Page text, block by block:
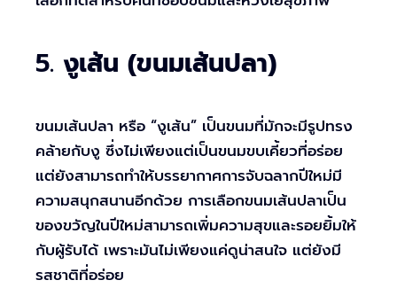
5. งูเส้น (ขนมเส้นปลา)
ขนมเส้นปลา หรือ “งูเส้น” เป็นขนมที่มักจะมีรูปทรง
คล้ายกับงู ซึ่งไม่เพียงแต่เป็นขนมขบเคี้ยวที่อร่อย
แต่ยังสามารถทำให้บรรยากาศการจับฉลากปีใหม่มี
ความสนุกสนานอีกด้วย การเลือกขนมเส้นปลาเป็น
ของขวัญในปีใหม่สามารถเพิ่มความสุขและรอยยิ้มให้
กับผู้รับได้ เพราะมันไม่เพียงแค่ดูน่าสนใจ แต่ยังมี
รสชาติที่อร่อย